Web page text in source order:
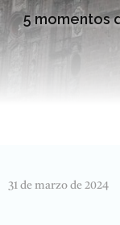
5 momentos
31 de marzo de 2024